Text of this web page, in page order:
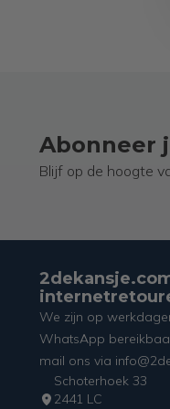
Abonneer
Blijf op de hoogte
We zijn op
WhatsApp
mail ons via
Schoterhoek 33
2441 LC